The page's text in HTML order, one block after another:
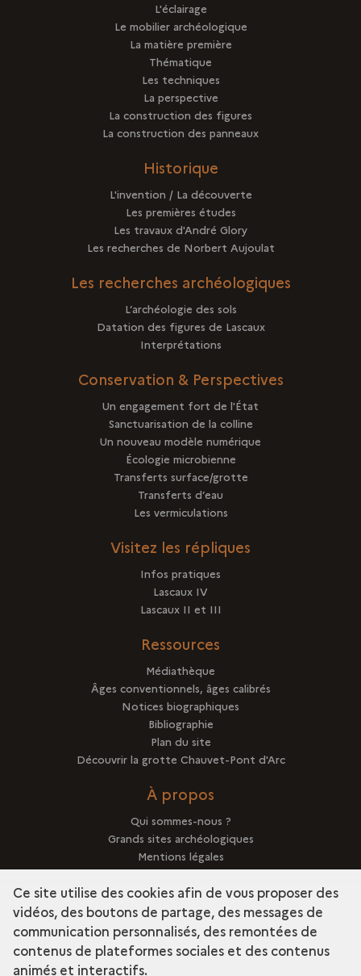
L'éclairage
Le mobilier archéologique
La matière première
Thématique
Les techniques
La perspective
La construction des figures
La construction des panneaux
Historique
L'invention / La découverte
Les premières études
Les travaux d'André Glory
Les recherches de Norbert Aujoulat
Les recherches archéologiques
L’archéologie des sols
Datation des figures de Lascaux
Interprétations
Conservation & Perspectives
Un engagement fort de l'État
Sanctuarisation de la colline
Un nouveau modèle numérique
Écologie microbienne
Transferts surface/grotte
Transferts d’eau
Les vermiculations
Visitez les répliques
Infos pratiques
Lascaux IV
Lascaux II et III
Ressources
Médiathèque
Âges conventionnels, âges calibrés
Notices biographiques
Bibliographie
Plan du site
Découvrir la grotte Chauvet-Pont d'Arc
À propos
Qui sommes-nous ?
Grands sites archéologiques
Mentions légales
Crédits
Découvrir la collection
Ce site utilise des cookies afin de vous proposer des
vidéos, des boutons de partage, des messages de
communication personnalisés, des remontées de
contenus de plateformes sociales et des contenus
animés et interactifs.